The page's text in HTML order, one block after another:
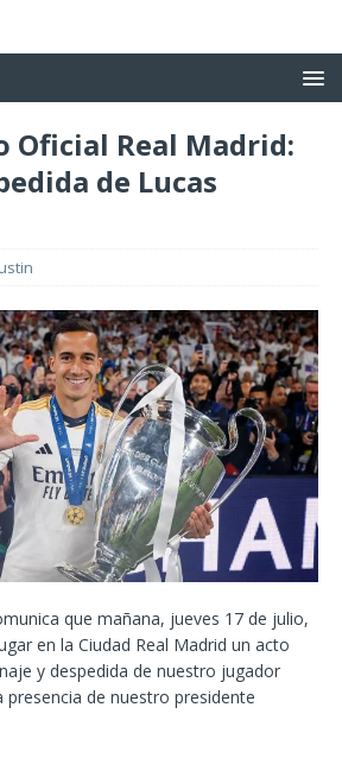
Oficial Real Madrid:
de Lucas
que mañana, jueves 17 de julio,
en la Ciudad Real Madrid un acto
y despedida de nuestro jugador
presencia de nuestro presidente